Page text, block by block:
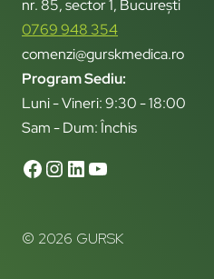
nr. 85, sector 1, București
0769 948 354
comenzi@gurskmedica.ro
Program Sediu:
Luni - Vineri: 9:30 - 18:00
Sam - Dum: Închis
© 2026 GURSK